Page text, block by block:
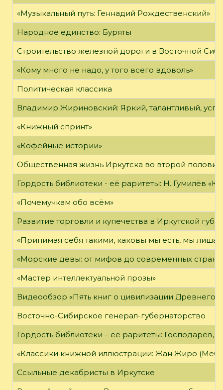
«Музыкальный путь: Геннадий Рождественский»
Народное единство: Буряты
Строительство железной дороги в Восточной
«Кому много не надо, у того всего вдоволь»
Политическая классика
Владимир Жириновский: Яркий, талантливый,
«Книжный спринт»
«Кофейные истории»
Общественная жизнь Иркутска во второй
Гордость библиотеки - её раритеты: Н. Гумилёв
«Почемучкам обо всём»
Развитие торговли и купечества в Иркутской
«Принимая себя такими, каковы мы есть, мы
«Морские девы: от мифов до современных
«Мастер интеллектуальной прозы»
Видеообзор «Пять книг о цивилизации Древнего
Восточно-Сибирское генерал-губернаторство
Гордость библиотеки – её раритеты:
«Классики книжной иллюстрации: Жан Жиро
Ссыльные декабристы в Иркутске